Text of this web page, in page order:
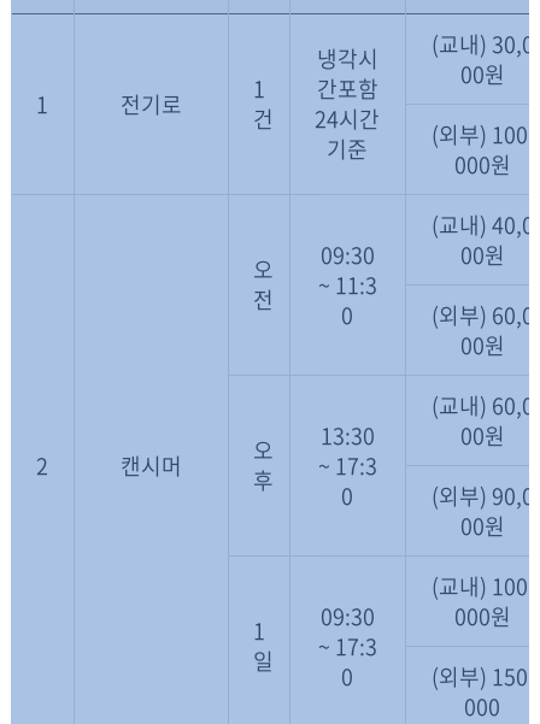
1 전기로
1
건
냉각시
간포함
24시간
기준
(교내) 30,0
00원
(외부) 100,
000원
2 캔시머
오
전
09:30
~ 11:3
0
(교내) 40,0
00원
(외부) 60,0
00원
오
후
13:30
~ 17:3
0
(교내) 60,0
00원
(외부) 90,0
00원
1
일
09:30
~ 17:3
0
(교내) 100,
000원
(외부) 150,
000